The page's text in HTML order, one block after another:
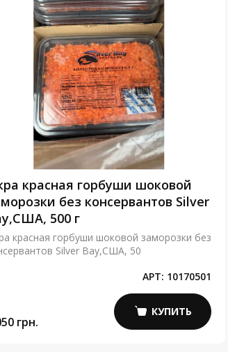
красная горбуши шоковой
без консервантов Silver
500 г
красная горбуши шоковой заморозки без
Silver Bay,США, 50
АРТ: 10170501
грн.
КУПИТЬ